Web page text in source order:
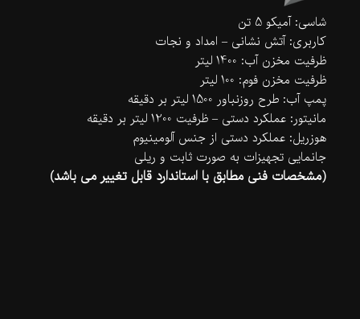
شاسی: آمیکو 5 تن
کاربری: آتش نشانی – امداد و نجات
ظرفیت مخزن آب: 1400 لیتر
ظرفیت مخزن فوم: 100 لیتر
پمپ آب: طرح روزنباور 1500 لیتر بر دقیقه
مانیتور: عملکرد دستی – ظرفیت 1200 لیتر بر دقیقه
هوزریل: عملکرد دستی از جنس آلومینیوم
جانمایی تجهیزات به صورت ثابت و ریلی
(مشخصات فنی مطابق با استاندارد قابل تغییر می باشد)